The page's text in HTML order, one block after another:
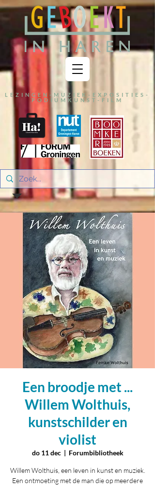
LEZINGEN-MUZIEK-EXPOSITIES-
PODIUMKUNST-FILM
Een broodje met ...
Willem Wolthuis,
kunstschilder en
violist
do 11 dec
  |
Forumbibliotheek
Willem Wolthuis, een leven in kunst en muziek.
Een ontmoeting met de man die op meerdere